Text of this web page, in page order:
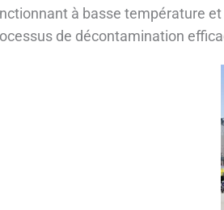
à basse température
de décontamination